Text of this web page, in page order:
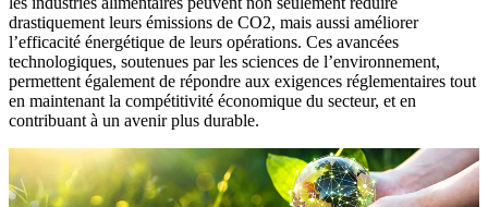
drastiquement leurs émissions de CO2, mais aussi améliorer
l’efficacité énergétique de leurs opérations. Ces avancées
technologiques, soutenues par les sciences de l’environnement,
permettent également de répondre aux exigences réglementaires tout
en maintenant la compétitivité économique du secteur, et en
contribuant à un avenir plus durable.